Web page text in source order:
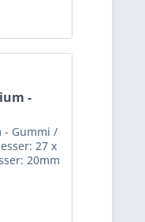
-
- Gummi /
27 x
20mm